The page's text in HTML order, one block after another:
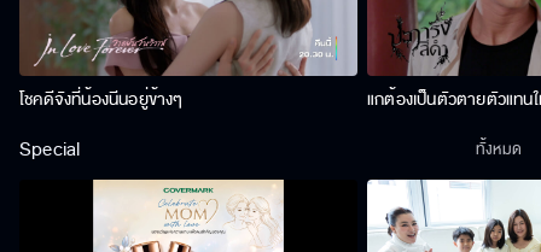
โชคดีจังที่น้องนีนอยู่ข้างๆ แกต้องเป็นตัวตายตัวแทน
Special ทั้งหมด